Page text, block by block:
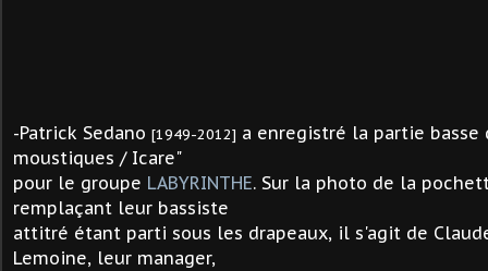
-Patrick Sedano [1949-2012] a enregistré la partie basse
moustiques / Icare"
pour le groupe LABYRINTHE. Sur la photo de la
remplaçant leur bassiste
attitré étant parti sous les drapeaux, il s'agit de
Lemoine, leur manager,